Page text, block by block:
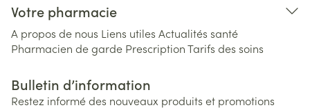
Votre pharmacie
A propos de nous Liens utiles Actualités santé
Pharmacien de garde PrescriptionTarifs des soins
Bulletin d’information
Restez informé des nouveaux produits et promotions